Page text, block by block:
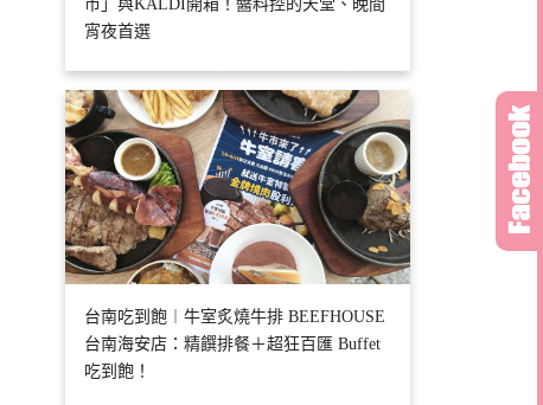
市」與KALDI開箱！醬料控的天堂、晚間
宵夜首選
台南吃到飽︱牛室炙燒牛排 BEEFHOUSE
台南海安店：精饌排餐＋超狂百匯 Buffet
吃到飽！